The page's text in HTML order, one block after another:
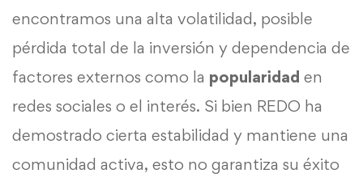
encontramos una alta volatilidad, posible
pérdida total de la inversión y dependencia de
factores externos como la popularidad en
redes sociales o el interés. Si bien REDO ha
demostrado cierta estabilidad y mantiene una
comunidad activa, esto no garantiza su éxito